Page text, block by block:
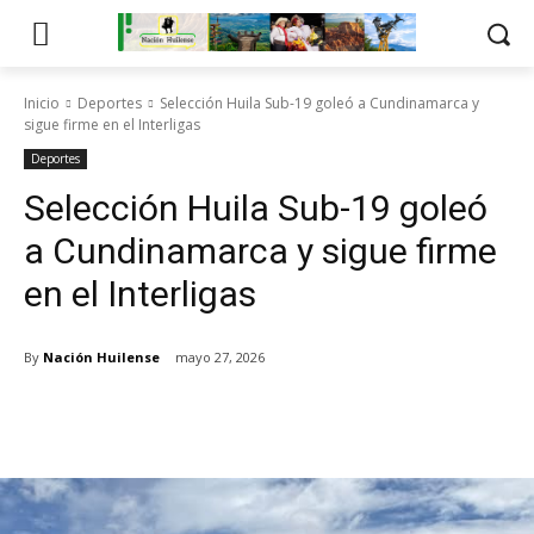
Inicio Deportes
Selección Huila Sub-19 goleó a Cundinamarca y
sigue firme en el Interligas
Deportes
Selección Huila Sub-19 goleó
a Cundinamarca y sigue firme
en el Interligas
By Nación Huilense mayo 27, 2026